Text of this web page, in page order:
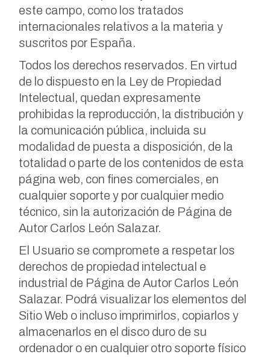
este campo, como los tratados
internacionales relativos a la materia y
suscritos por España.
Todos los derechos reservados. En virtud
de lo dispuesto en la Ley de Propiedad
Intelectual, quedan expresamente
prohibidas la reproducción, la distribución y
la comunicación pública, incluida su
modalidad de puesta a disposición, de la
totalidad o parte de los contenidos de esta
página web, con fines comerciales, en
cualquier soporte y por cualquier medio
técnico, sin la autorización de Página de
Autor Carlos León Salazar.
El Usuario se compromete a respetar los
derechos de propiedad intelectual e
industrial de Página de Autor Carlos León
Salazar. Podrá visualizar los elementos del
Sitio Web o incluso imprimirlos, copiarlos y
almacenarlos en el disco duro de su
ordenador o en cualquier otro soporte físico